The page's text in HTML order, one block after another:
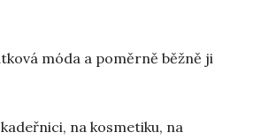
móda a poměrně běžně ji
na kosmetiku, na